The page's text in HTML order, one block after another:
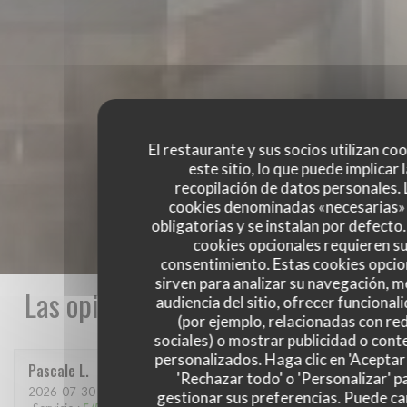
El restaurante y sus socios utilizan
este sitio, lo que puede implicar
recopilación de datos personales.
cookies denominadas
obligatorias y se instalan por
cookies opcionales requieren
consentimiento. Estas cookies
sirven para analizar su navegación,
audiencia del sitio, ofrecer
(por ejemplo, relacionadas con
sociales) o mostrar publicidad o
personalizados. Haga clic en
'Rechazar todo' o 'Personalizar'
gestionar sus preferencias. Puede
Las opiniones de nuestros clientes
Pascale L
2026-07-30 - 12:15 - Invitados 4